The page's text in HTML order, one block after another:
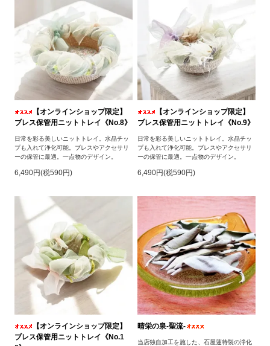
【オンラインショップ限定】
ブレス保管用ニットトレイ《No.8》
日常を彩る美しいニットトレイ。水晶チッ
プも入れて浄化可能。ブレスやアクセサリ
ーの保管に最適。一点物のデザイン。
6,490円(税590円)
【オンラインショップ限定】
ブレス保管用ニットトレイ《No.9》
日常を彩る美しいニットトレイ。水晶チッ
プも入れて浄化可能。ブレスやアクセサリ
ーの保管に最適。一点物のデザイン。
6,490円(税590円)
【オンラインショップ限定】
ブレス保管用ニットトレイ《No.1
晴栄の泉‐聖流‐
当店独自加工を施した、石屋蓮特製の浄化